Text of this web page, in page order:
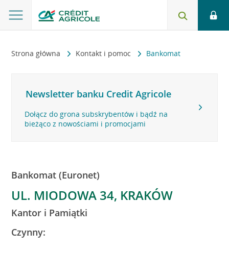
Strona główna Kontakt i pomoc Bankomat
Newsletter banku Credit Agricole
Dołącz do grona subskrybentów i bądź na
bieżąco z nowościami i promocjami
Bankomat (Euronet)
UL. MIODOWA 34, KRAKÓW
Kantor i Pamiątki
Czynny: